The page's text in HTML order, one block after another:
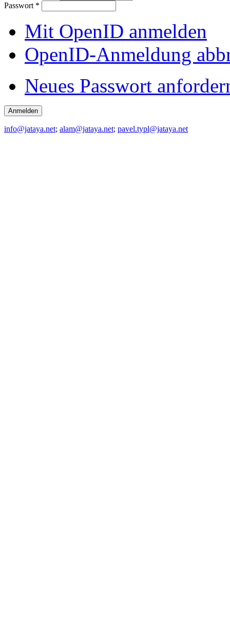
Passwort *
Mit OpenID anmelden
OpenID-Anmeldung
Neues Passwort
info@jataya.net; alam@jataya.net; pavel.typl@jataya.net